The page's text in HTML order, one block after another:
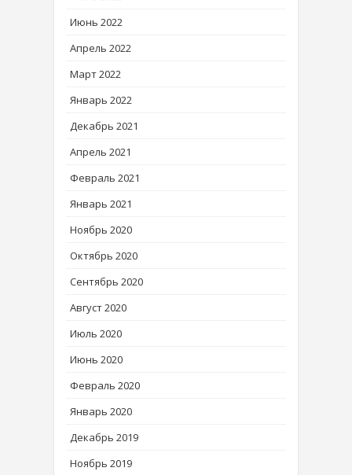
Июнь 2022
Апрель 2022
Март 2022
Январь 2022
Декабрь 2021
Апрель 2021
Февраль 2021
Январь 2021
Ноябрь 2020
Октябрь 2020
Сентябрь 2020
Август 2020
Июль 2020
Июнь 2020
Февраль 2020
Январь 2020
Декабрь 2019
Ноябрь 2019